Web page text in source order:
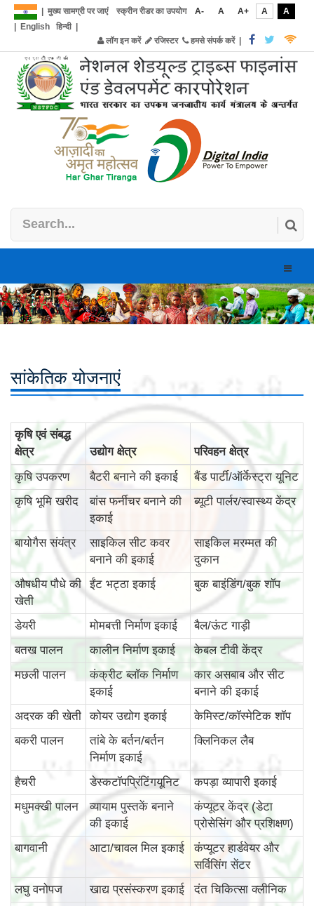
मुख्य सामग्री पर जाएं स्क्रीन रीडर का उपयोग A- A A+ A
A
English हिन्दी|
लॉग इन करें
रजिस्टर हमसे संपर्क करें|
Toggle
सांकेतिक योजनाएं
कृषि एवं संबद्ध
क्षेत्र
उद्योग क्षेत्र
परिवहन क्षेत्र
कृषि उपकरण
बैटरी बनाने की इकाई
बैंड पार्टी/ऑर्केस्ट्रा यूनिट
कृषि भूमि खरीद
बांस फर्नीचर बनाने की
इकाई
ब्यूटी पार्लर/स्वास्थ्य केंद्र
बायोगैस संयंत्र
साइकिल सीट कवर
बनाने की इकाई
साइकिल मरम्मत की
दुकान
औषधीय पौधे की
खेती
ईंट भट्ठा इकाई बुक बाइंडिंग/बुक शॉप
डेयरी मोमबत्ती निर्माण इकाई
बैल/ऊंट गाड़ी
बतख पालन
कालीन निर्माण इकाई
केबल टीवी केंद्र
मछली पालन
कंक्रीट ब्लॉक निर्माण
इकाई
कार असबाब और सीट
बनाने की इकाई
अदरक की खेती
कोयर उद्योग इकाई
केमिस्ट/कॉस्मेटिक शॉप
बकरी पालन
तांबे के बर्तन/बर्तन
निर्माण इकाई
क्लिनिकल लैब
हैचरी डेस्कटॉपप्रिंटिंगयूनिट
कपड़ा व्यापारी इकाई
मधुमक्खी पालन
व्यायाम पुस्तकें बनाने
की इकाई
कंप्यूटर केंद्र (डेटा
प्रोसेसिंग और प्रशिक्षण)
बागवानी
आटा/चावल मिल इकाई
कंप्यूटर हार्डवेयर और
सर्विसिंग सेंटर
लघु वनोपज
खाद्य प्रसंस्करण इकाई
दंत चिकित्सा क्लीनिक